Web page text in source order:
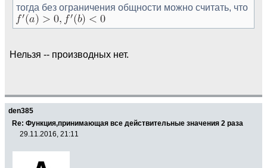
тогда без ограничения общности можно считать, что
Нельзя -- производных нет.
den385
Re: Функция,принимающая все действительные значения 2 раза
29.11.2016, 21:11